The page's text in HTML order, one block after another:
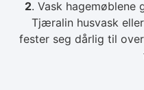
2. Vask hagemøblene
Tjæralin husvask
fester seg dårlig til